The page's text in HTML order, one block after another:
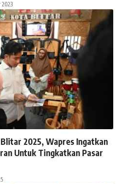
2023
2025, Wapres Ingatkan
Untuk Tingkatkan Pasar